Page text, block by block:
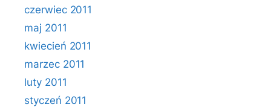
czerwiec 2011
maj 2011
kwiecień 2011
marzec 2011
luty 2011
styczeń 2011